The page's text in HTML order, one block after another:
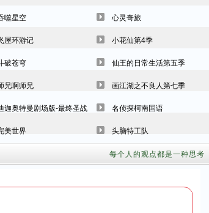
噬星空 心灵奇旅
屋环游记 小花仙第4季
破苍穹 仙王的日常生活第五季
兄啊师兄 画江湖之不良人第七季
场版
迦奥特曼剧场版-最终圣战 名侦探柯南国语
美世界 头脑特工队
每个人的观点都是一种思考